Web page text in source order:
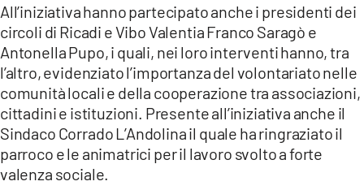
All’iniziativa hanno partecipato anche i presidenti dei
circoli di Ricadi e Vibo Valentia Franco Saragò e
Antonella Pupo, i quali, nei loro interventi hanno, tra
l’altro, evidenziato l’importanza del volontariato nelle
comunità locali e della cooperazione tra associazioni,
cittadini e istituzioni. Presente all’iniziativa anche il
Sindaco Corrado L’Andolina il quale ha ringraziato il
parroco e le animatrici per il lavoro svolto a forte
valenza sociale.